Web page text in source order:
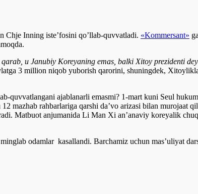
Chje Inning iste’fosini qo’llab-quvvatladi. «Kommersant»
u Janubiy Koreyaning emas, balki Xitoy prezidenti
3 million niqob yuborish qarorini, shuningdek,
quvvatlangani ajablanarli emasmi? 1-mart kuni Seul
mazhab rahbarlariga qarshi da’vo arizasi bilan murojaat
Matbuot anjumanida Li Man Xi an’anaviy koreyalik
odamlar kasallandi. Barchamiz uchun mas’uliyat